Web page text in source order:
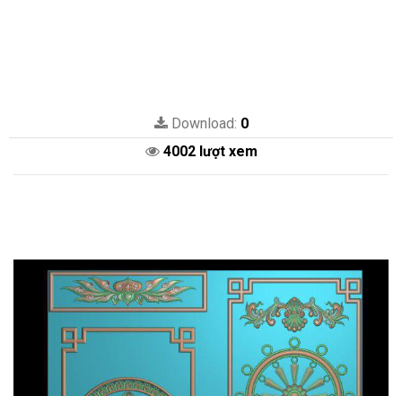
Download: 0
4002 lượt xem